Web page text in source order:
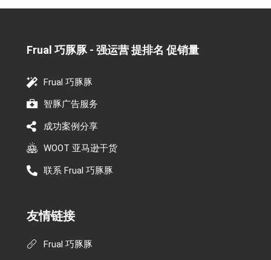
Frual 巧豚豚 - 强运营 提排名 促销量​
Frual 巧豚豚
智豚广告服务
成功案例分享
WOOT 亚马逊干货
联系 Frual 巧豚豚
友情链接
Frual 巧豚豚